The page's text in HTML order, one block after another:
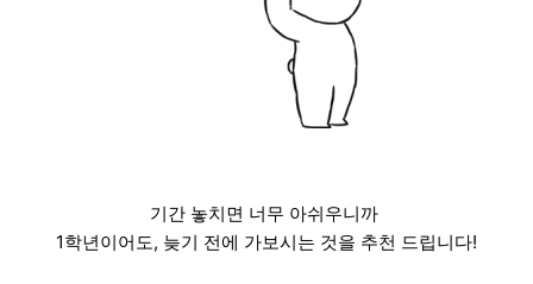
기간 놓치면 너무 아쉬우니까
1학년이어도, 늦기 전에 가보시는 것을 추천 드립니다!